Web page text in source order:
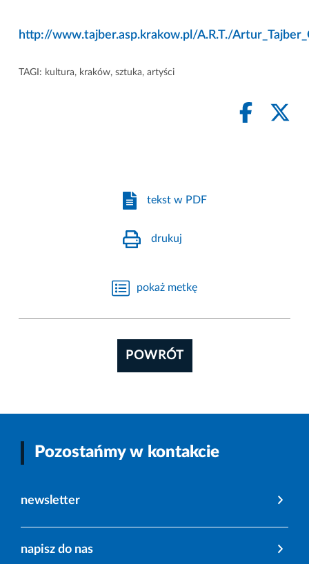
http://www.tajber.asp.krakow.pl/A.R.T./
TAGI: kultura, kraków, sztuka, artyści
tekst w PDF
drukuj
pokaż metkę
POWRÓT
Pozostańmy w kontakcie
newsletter
napisz do nas